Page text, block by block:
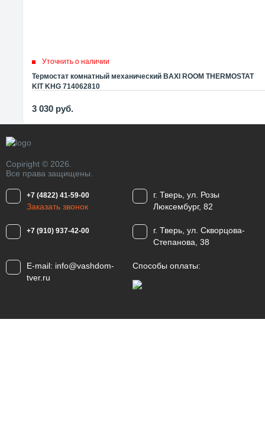
Уточнить о наличии
Термостат комнатный механический BAXI ROOM THERMOSTAT
KIT KHG 714062810
3 030 руб.
Copiright © 2026.
Все права защищены.
+7 (4822) 41-59-00
Заказать звонок
г. Тверь, ул. Розы
Люксембург, 82
+7 (910) 937-42-00
г. Тверь, ул. Скворцова-
Степанова, 38
E-mail: info@vashdom-
tver.ru
Способы оплаты: